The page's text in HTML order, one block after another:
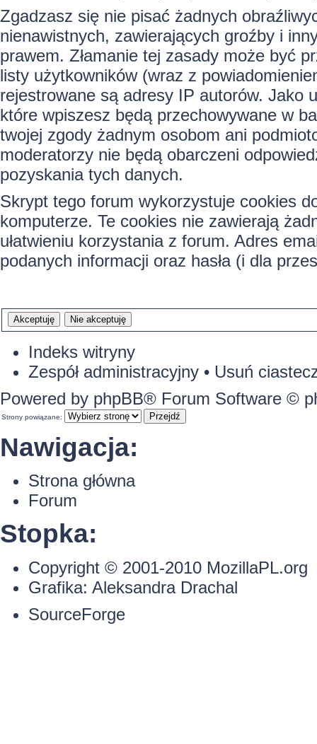
Zgadzasz się nie pisać żadnych
nienawistnych, zawierających groźby i
prawem. Złamanie tej zasady może być
listy użytkowników (wraz z
rejestrowane są adresy IP autorów. Jako
które wpiszesz będą przechowywane w
twojej zgody żadnym osobom ani
moderatorzy nie będą obarczeni
pozyskania tych danych.
Skrypt tego forum wykorzystuje cookies
komputerze. Te cookies nie zawierają
ułatwieniu korzystania z forum. Adres
podanych informacji oraz hasła (i dla
Indeks witryny
Zespół administracyjny • Usuń
Powered by phpBB® Forum Software ©
Strony powiązane:
Nawigacja:
Strona główna
Forum
Stopka:
Copyright © 2001-2010 MozillaPL.org
Grafika: Aleksandra Drachal
SourceForge